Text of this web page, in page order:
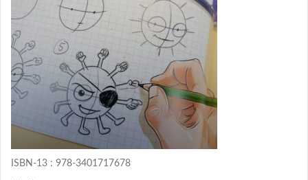
ISBN-13 : 978-3401717678